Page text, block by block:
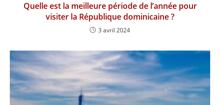
Quelle est la meilleure période de l’année pour
visiter la République dominicaine ?
3 avril 2024